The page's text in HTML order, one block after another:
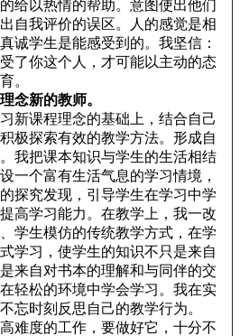
给以热情的帮助。意图使出他们
自我评价的误区。人的感觉是相
诚学生是能感受到的。我坚信：
了你这个人，才可能以主动的态
。
念新的教师。
新课程理念的基础上，结合自己
极探索有效的教学方法。形成自
我把课本知识与学生的生活相结
一个富有生活气息的学习情境，
探究发现，引导学生在学习中学
高学习能力。在教学上，我一改
学生模仿的传统教学方式，在学
学习，使学生的知识不只是来自
来自对书本的理解和与同伴的交
轻松的环境中学会学习。我在实
忘时刻反思自己的教学行为。
难度的工作，要做好它，十分不